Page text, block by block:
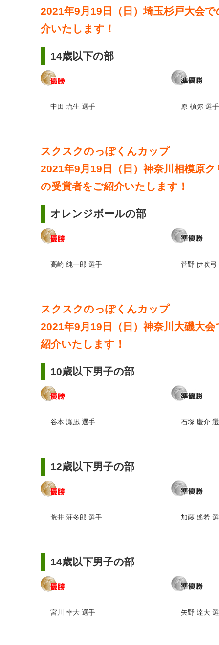
2021年9月19日（日）埼玉杉戸大会
介いたします！
14歳以下の部
中田 琉生 選手 原 槙弥 選手
スクスクのっぽくんカップ
2021年9月19日（日）神奈川相模原
の受賞者をご紹介いたします！
オレンジボールの部
高崎 純一郎 選手 菅野 伊吹弓
スクスクのっぽくんカップ
2021年9月19日（日）神奈川大磯大
紹介いたします！
10歳以下男子の部
谷本 瀬凪 選手 石塚 慶介
12歳以下男子の部
荒井 荘多郎 選手 加藤 遙希
14歳以下男子の部
宮川 幸大 選手 矢野 達大